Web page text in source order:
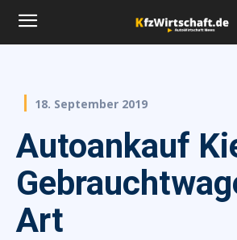
18. September 2019
Autoankauf
Art